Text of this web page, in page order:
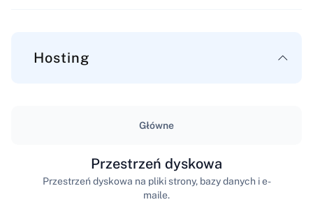
Hosting
Główne
Przestrzeń dyskowa
Przestrzeń dyskowa na pliki strony, bazy danych i e-
maile.